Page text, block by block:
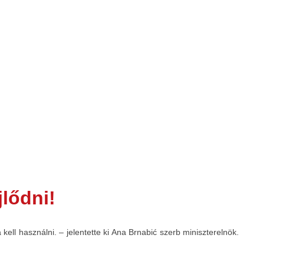
használni. – jelentette ki Ana Brnabić szerb miniszterelnök.